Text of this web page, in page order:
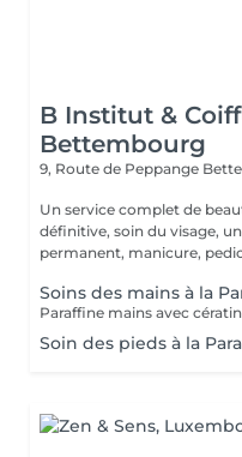
B Institut &
Bettembourg
9, Route de Peppange
Un service complet de
définitive, soin du visage,
permanent, manicure,
Soins des mains à la
Paraffine mains avec
Soin des pieds à la